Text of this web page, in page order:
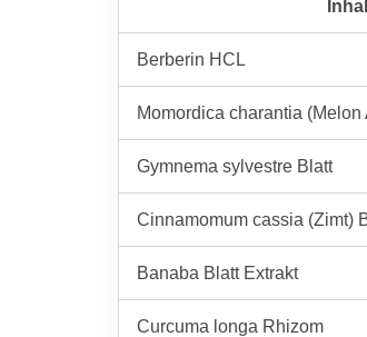
Berberin HCL
Momordica charantia (Melon
Gymnema sylvestre Blatt
Cinnamomum cassia (Zimt)
Banaba Blatt Extrakt
Curcuma longa Rhizom